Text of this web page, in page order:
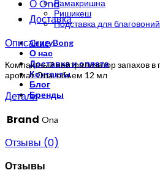
Рамакришна
Ришикеш
Подставка для благовоний
CrazyBong
О нас
Доставка и оплата
Контакты
Блог
Бренды
О Ona
Доставка
Описание
Компактный нейтрализатор запахов
аромат Ona. объем 12 мл
Детали
Brand Ona
Отзывы (0)
Отзывы